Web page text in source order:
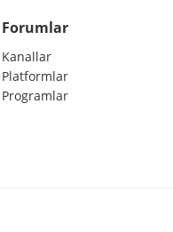
Forumlar
Kanallar
Platformlar
Programlar